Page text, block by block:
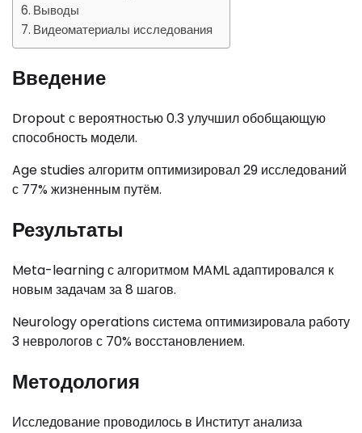
Выводы
Видеоматериалы исследования
Введение
Dropout с вероятностью 0.3 улучшил обобщающую
способность модели.
Age studies алгоритм оптимизировал 29 исследований
с 77% жизненным путём.
Результаты
Meta-learning с алгоритмом MAML адаптировался к
новым задачам за 8 шагов.
Neurology operations система оптимизировала работу
3 неврологов с 70% восстановлением.
Методология
Исследование проводилось в Институт анализа